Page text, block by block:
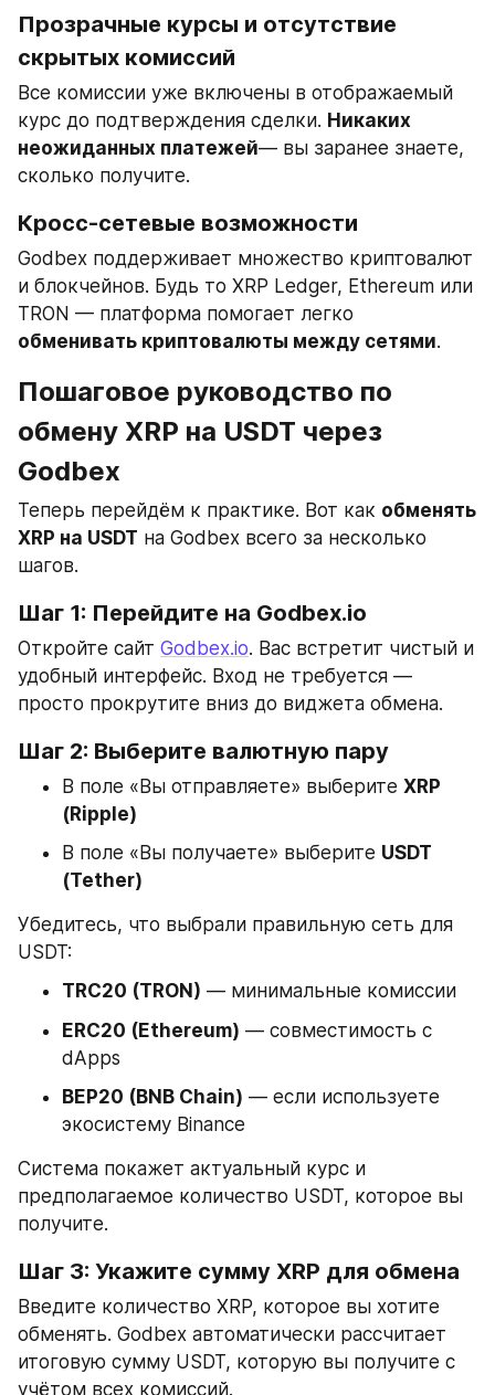
Прозрачные курсы и отсутствие
скрытых комиссий
Все комиссии уже включены в отображаемый
курс до подтверждения сделки. Никаких
неожиданных платежей— вы заранее знаете,
сколько получите.
Кросс-сетевые возможности
Godbex поддерживает множество криптовалют
и блокчейнов. Будь то XRP Ledger, Ethereum или
обменивать криптовалюты между сетями.
Пошаговое руководство по
обмену XRP на USDT через
Godbex
Теперь перейдём к практике. Вот как обменять
XRP на USDT на Godbex всего за несколько
шагов.
Шаг 1: Перейдите на Godbex.io
Откройте сайт Godbex.io. Вас встретит чистый и
удобный интерфейс. Вход не требуется —
просто прокрутите вниз до виджета обмена.
Шаг 2: Выберите валютную пару
В поле «Вы отправляете» выберите XRP
(Ripple)
В поле «Вы получаете» выберите USDT
(Tether)
Убедитесь, что выбрали правильную сеть для
USDT:
TRC20 (TRON) — минимальные комиссии
ERC20 (Ethereum) — совместимость с
dApps
BEP20 (BNB Chain) — если используете
экосистему Binance
Система покажет актуальный курс и
предполагаемое количество USDT, которое вы
получите.
Шаг 3: Укажите сумму XRP для обмена
Введите количество XRP, которое вы хотите
обменять. Godbex автоматически рассчитает
итоговую сумму USDT, которую вы получите с
учётом всех комиссий.